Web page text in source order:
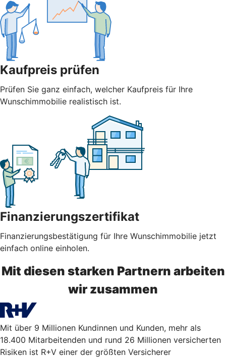
Kaufpreis prüfen
Prüfen Sie ganz einfach, welcher Kaufpreis für Ihre
Wunschimmobilie realistisch ist.
Finanzierungszertifikat
Finanzierungsbestätigung für Ihre Wunschimmobilie jetzt
einfach online einholen.
Mit diesen starken Partnern arbeiten
wir zusammen
Mit über 9 Millionen Kundinnen und Kunden, mehr als
18.400 Mitarbeitenden und rund 26 Millionen versicherten
Risiken ist R+V einer der größten Versicherer